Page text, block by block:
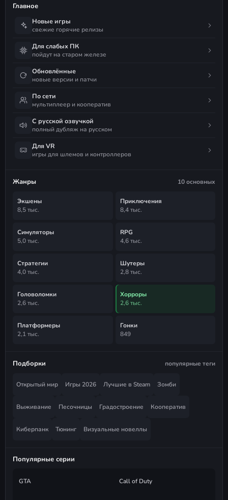
Главное
Новые игры
свежие горячие релизы
Для слабых ПК
пойдут на старом железе
Обновлённые
новые версии и патчи
По сети
мультиплеер и кооператив
С русской озвучкой
полный дубляж на русском
Для VR
игры для шлемов и контроллеров
Жанры 10 основных
Экшены
8,5 тыс.
Приключения
8,4 тыс.
Симуляторы
5,0 тыс.
RPG
4,6 тыс.
Стратегии
4,0 тыс.
Шутеры
2,8 тыс.
Головоломки
2,6 тыс.
Хорроры
2,6 тыс.
Платформеры
2,1 тыс.
Гонки
849
Подборки популярные теги
Открытый мир Игры 2026 Лучшие в Steam Зомби
Выживание Песочницы Градостроение Кооператив
Киберпанк Тюнинг Визуальные новеллы
Популярные серии
GTA Call of Duty